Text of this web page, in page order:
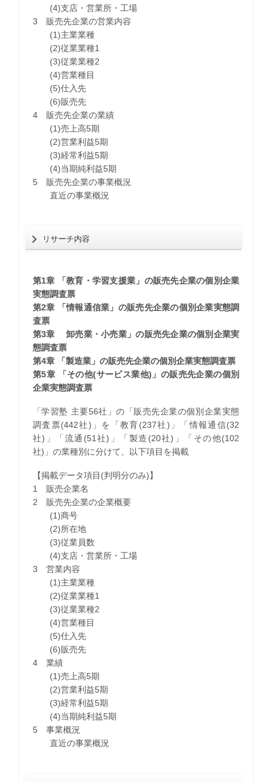
(4)支店・営業所・工場
3 販売先企業の営業内容
(1)主業業種
(2)従業業種1
(3)従業業種2
(4)営業種目
(5)仕入先
(6)販売先
4 販売先企業の業績
(1)売上高5期
(2)営業利益5期
(3)経常利益5期
(4)当期純利益5期
5 販売先企業の事業概況
直近の事業概況
リサーチ内容
第1章 「教育・学習支援業」の販売先企業の個別企業
実態調査票
第2章 「情報通信業」の販売先企業の個別企業実態調
査票
第3章 卸売業・小売業」の販売先企業の個別企業実
態調査票
第4章 「製造業」の販売先企業の個別企業実態調査票
第5章 「その他(サービス業他)」の販売先企業の個別
企業実態調査票
「学習塾 主要56社」の「販売先企業の個別企業実態
調査票(442社)」を「教育(237社)」「情報通信(32
社)」「流通(51社)」「製造(20社)」「その他(102
社)」の業種別に分けて、以下項目を掲載
【掲載データ項目(判明分のみ)】
1 販売企業名
2 販売先企業の企業概要
(1)商号
(2)所在地
(3)従業員数
(4)支店・営業所・工場
3 営業内容
(1)主業業種
(2)従業業種1
(3)従業業種2
(4)営業種目
(5)仕入先
(6)販売先
4 業績
(1)売上高5期
(2)営業利益5期
(3)経常利益5期
(4)当期純利益5期
5 事業概況
直近の事業概況